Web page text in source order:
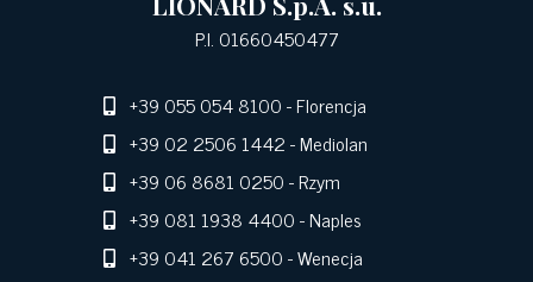
P.I. 01660450477
+39 055 054 8100- Florencja
+39 02 2506 1442- Mediolan
+39 06 8681 0250- Rzym
+39 081 1938 4400- Naples
+39 041 267 6500- Wenecja